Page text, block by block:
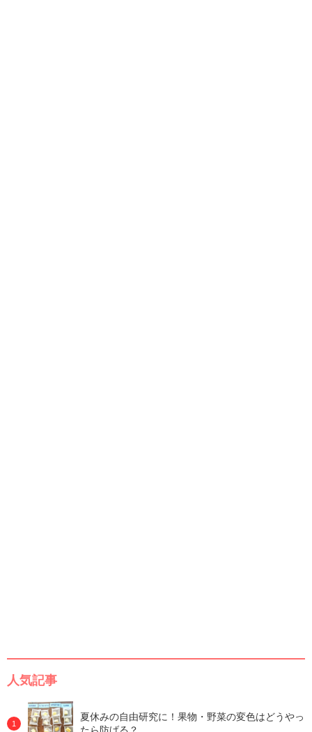
人気記事
夏休みの自由研究に！果物・野菜の変色はどうやっ
たら防げる？